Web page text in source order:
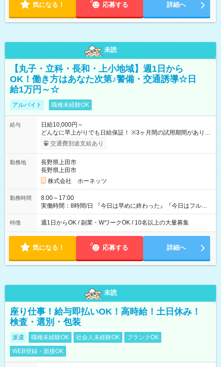
気になる！ 応募する 詳細へ
未読
【丸子・立科・長和・上小地域】週1日から
OK！働き方はあなた次第♪警備・交通誘導☆日
給1万円～☆
アルバイト 職種未経験OK
給与
日給10,000円～
どんなに早上がりでも日給保証！ ※3ヶ月間の試用期間がありま
す。（試用期間中も日給10,000円！） ※各種資格取得により資
格手当が付きます！ 【試用期間】試用期間あり 試用期間の長
交通費別途支給あり
勤務地
長野県上田市
長野県上田市
株式会社 ホーネッツ
勤務時間
8:00～17:00
実働時間：8時間/日 『今日は早めに終わった』『今日はフルで
頑張った』 ──そんな日々のバランスで無理なく続けられる仕事
です♪
特徴 週1日からOK / 副業・WワークOK / 10名以上の大量募集
気になる！ 応募する 詳細へ
未読
座り仕事！給与即払いOK！高時給！土日休み！
検査・選別・包装
派遣 職種未経験OK 社会人未経験OK
ブランクOK
WEB登録・面接OK